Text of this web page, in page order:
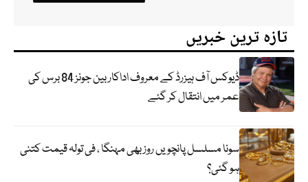
تازہ ترین خبریں
ڈیوکس آف ہیزرڈ کے معروف اداکار بین جونز 84 برس کی
عمر میں انتقال کر گئے
سونا مسلسل پانچویں روز بھی مہنگا ، فی تولہ قیمت کتنی
ہو گئی؟